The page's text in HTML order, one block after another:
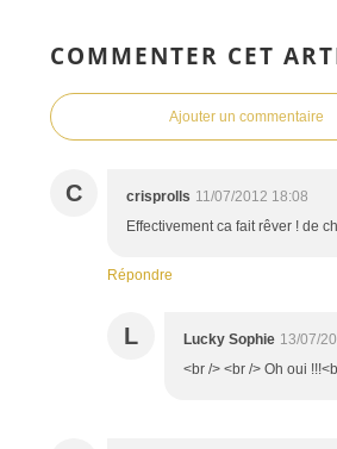
COMMENTER CET
Ajouter un commentaire
C crisprolls 11/07/2012 18:08
Effectivement ca fait rêver ! de
Répondre
L Lucky Sophie 13/07/
<br /> <br /> Oh oui